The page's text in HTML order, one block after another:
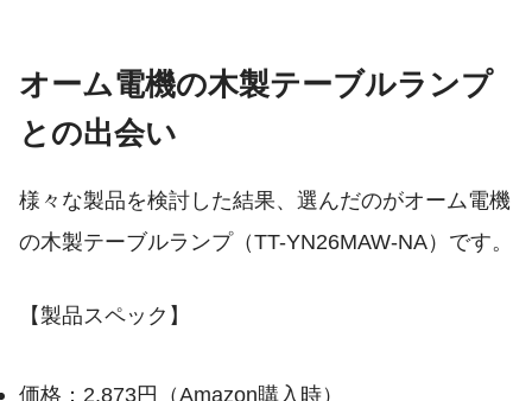
オーム電機の木製テーブルランプ
との出会い
様々な製品を検討した結果、選んだのがオーム電機
の木製テーブルランプ（TT-YN26MAW-NA）です。
【製品スペック】
価格：2,873円（Amazon購入時）